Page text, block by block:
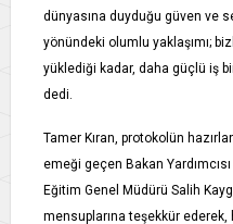
dünyasına duyduğu güven ve
yönündeki olumlu yaklaşımı;
yüklediği kadar, daha güçlü iş
dedi.
Tamer Kıran, protokolün
emeği geçen Bakan
Eğitim Genel Müdürü Salih
mensuplarına teşekkür ederek,